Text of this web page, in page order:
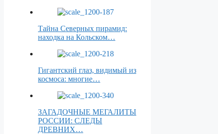
Тайна Северных пирамид:
находка на Кольском…
Гигантский глаз, видимый из
космоса: многие…
ЗАГАДОЧНЫЕ МЕГАЛИТЫ
РОССИИ: СЛЕДЫ
ДРЕВНИХ…